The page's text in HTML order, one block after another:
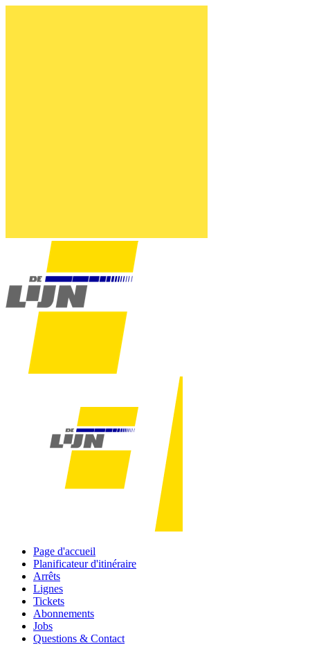
Page d'accueil
Planificateur d'itinéraire
Arrêts
Lignes
Tickets
Abonnements
Jobs
Questions & Contact